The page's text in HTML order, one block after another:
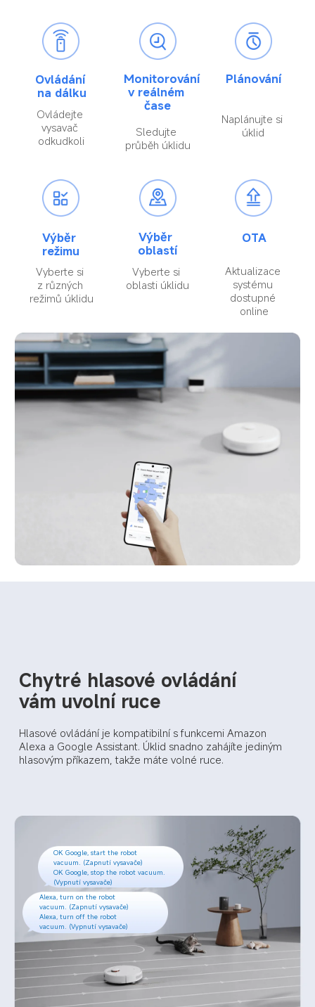
Ovládání
na dálku
Ovládejte
vysavač
odkudkoli
Monitorování
v reálném
čase
Sledujte
průběh úklidu
Plánování
Naplánujte si
úklid
Výběr
režimu
Vyberte si
z různých
režimů úklidu
Výběr
oblastí
Vyberte si
oblasti úklidu
OTA
Aktualizace
systému
dostupné
online
Chytré hlasové ovládání
vám uvolní ruce
Hlasové ovládání je kompatibilní s funkcemi Amazon
Alexa a Google Assistant. Úklid snadno zahájíte jediným
hlasovým příkazem, takže máte volné ruce.
OK Google, start the robot
vacuum. (Zapnutí vysavače)
OK Google, stop the robot vacuum.
(Vypnutí vysavače)
Alexa, turn on the robot
vacuum. (Zapnutí vysavače)
Alexa, turn off the robot
vacuum. (Vypnutí vysavače)